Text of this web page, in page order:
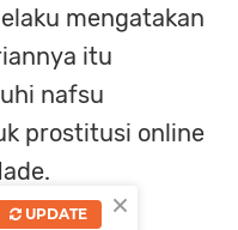
mengatakan
itu
nafsu
prostitusi online
×
UPDATE